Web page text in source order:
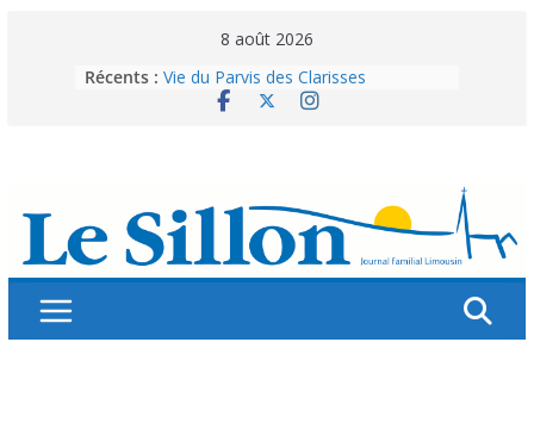
8 août 2026
Récents : Vie du Parvis des Clarisses
La brochure « Des vacances
Splendeurs murales de nos églises
Abonnez-vous ! Réabonnez-vous !